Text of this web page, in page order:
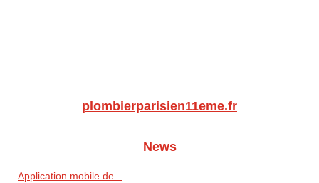
plombierparisien11eme.fr
News
Application mobile de...